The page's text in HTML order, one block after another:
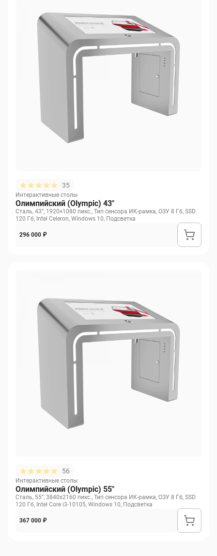
35
Интерактивные столы
Олимпийский (Olympic) 43"
Сталь, 43”, 1920×1080 пикс., Тип сенсора ИК-рамка, ОЗУ 8 Гб, SSD
120 Гб, Intel Celeron, Windows 10, Подсветка
296 000 ₽
56
Интерактивные столы
Олимпийский (Olympic) 55"
Сталь, 55”, 3840х2160 пикс., Тип сенсора ИК-рамка, ОЗУ 8 Гб, SSD
120 Гб, Intel Core i3-10105, Windows 10, Подсветка
367 000 ₽